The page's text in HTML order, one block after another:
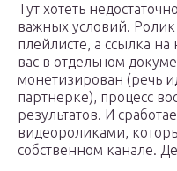
Тут хотеть
важных условий. Ролик
плейлисте, а ссылка
вас в отдельном
монетизирован (речь
партнерке), процесс
результатов. И
видеороликами,
собственном канале.